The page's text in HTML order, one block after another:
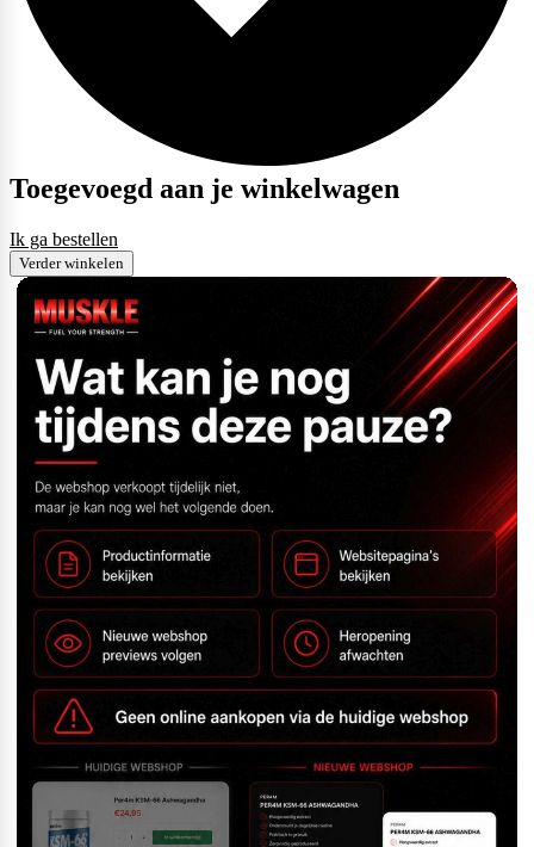
Toegevoegd aan je winkelwagen
Ik ga bestellen
Verder winkelen